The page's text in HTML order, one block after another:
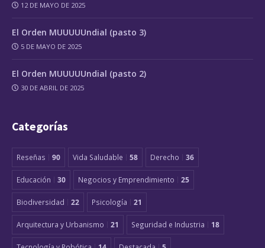
12 DE MAYO DE 2025
El Orden MUUUUUndial (pasto 3)
5 DE MAYO DE 2025
El Orden MUUUUUndial (pasto 2)
30 DE ABRIL DE 2025
Categorías
Reseñas 90 Vida Saludable 58 Derecho 36
Educación 30 Negocios y Emprendimiento 25
Biodiversidad 22 Psicología 21
Arquitectura y Urbanismo 21 Seguridad e Industria 18